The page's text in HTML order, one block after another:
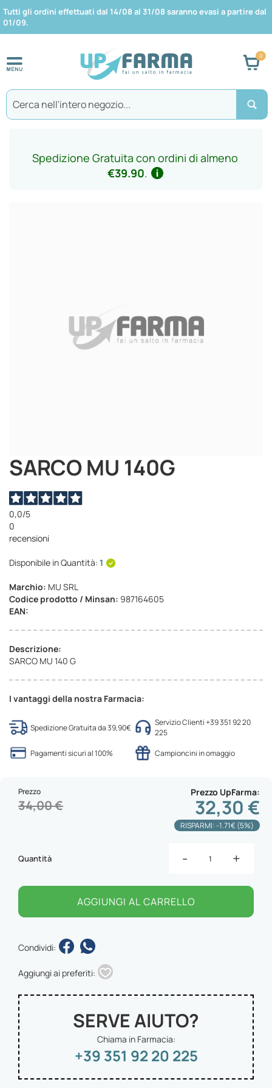
Tutti gli ordini effettuati dal 14/08 al 31/08 saranno evasi a partire dal
01/09.
Spedizione Gratuita con ordini di almeno
€39.90.
SARCO MU 140G
0,0/5
0
recensioni
Disponibile in Quantità: 1
Marchio: MU SRL
Codice prodotto / Minsan: 987164605
EAN:
Descrizione:
SARCO MU 140 G
I vantaggi della nostra Farmacia:
Spedizione Gratuita da 39,90€
Servizio Clienti +39 351 92 20
225
Pagamenti sicuri al 100%
Campioncini in omaggio
Prezzo UpFarma
32,30 €
Prezzo
34,00 €
RISPARMI: -1.71€ (5%)
Quantità - +
AGGIUNGI AL CARRELLO
Condividi:
Aggiungi ai preferiti:
SERVE AIUTO?
Chiama in Farmacia:
+39 351 92 20 225
Vai
all'inizio
galleria
di
immagini